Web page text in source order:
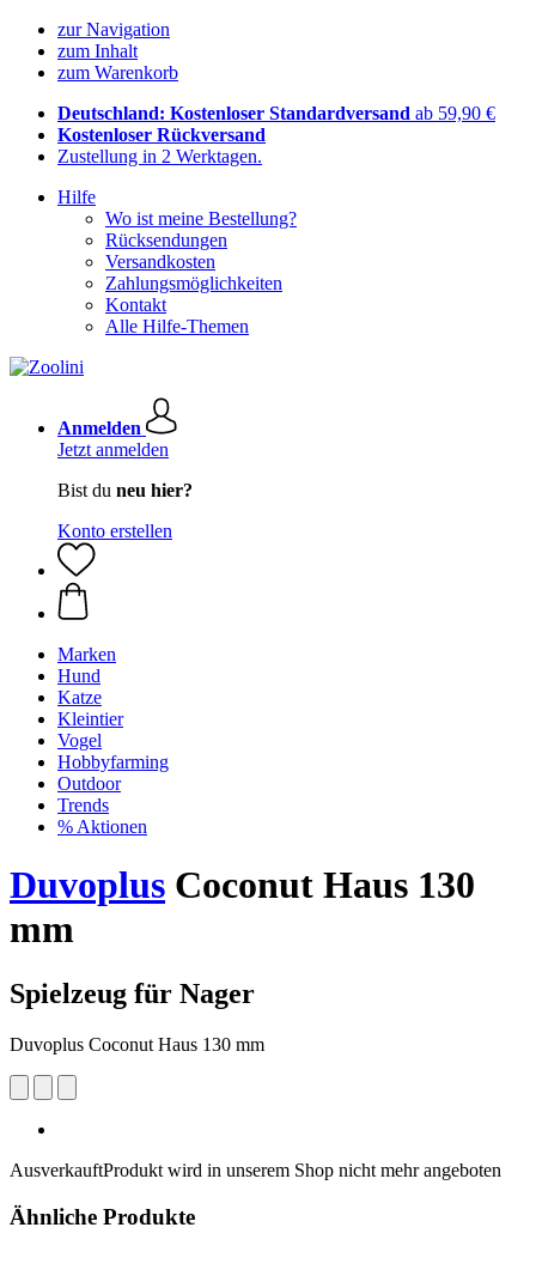
zur Navigation
zum Inhalt
zum Warenkorb
Deutschland: Kostenloser Standardversand ab 59,90 €
Kostenloser Rückversand
Zustellung in 2 Werktagen.
Hilfe
Wo ist meine Bestellung?
Rücksendungen
Versandkosten
Zahlungsmöglichkeiten
Kontakt
Alle Hilfe-Themen
Anmelden
Jetzt anmelden
Bist du neu hier?
Konto erstellen
Marken
Hund
Katze
Kleintier
Vogel
Hobbyfarming
Outdoor
Trends
% Aktionen
Duvoplus Coconut Haus 130
mm
Spielzeug für Nager
Duvoplus Coconut Haus 130 mm
AusverkauftProdukt wird in unserem Shop nicht mehr angeboten
Ähnliche Produkte